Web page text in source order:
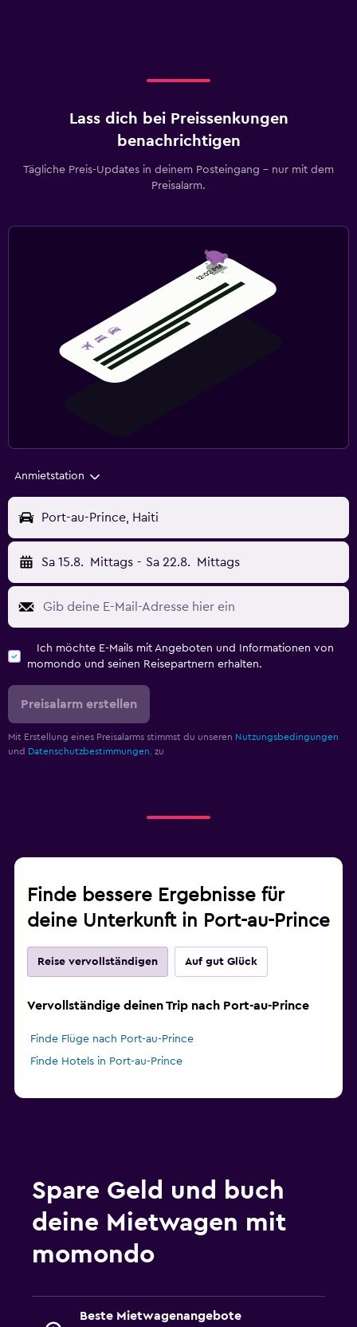
Lass dich bei Preissenkungen
benachrichtigen
Tägliche Preis-Updates in deinem Posteingang – nur mit dem
Preisalarm.
Anmietstation
Port-au-Prince, Haiti
Sa 15.8. Mittags - Sa 22.8. Mittags
Ich möchte E-Mails mit Angeboten und Informationen von
momondo und seinen Reisepartnern erhalten.
Preisalarm erstellen
Mit Erstellung eines Preisalarms stimmst du unseren Nutzungsbedingungen
und Datenschutzbestimmungen. zu
Finde bessere Ergebnisse für
deine Unterkunft in Port-au-Prince
Reise vervollständigen Auf gut Glück
Vervollständige deinen Trip nach Port-au-Prince
Finde Flüge nach Port-au-Prince
Finde Hotels in Port-au-Prince
Spare Geld und buch
deine Mietwagen mit
momondo
Beste Mietwagenangebote